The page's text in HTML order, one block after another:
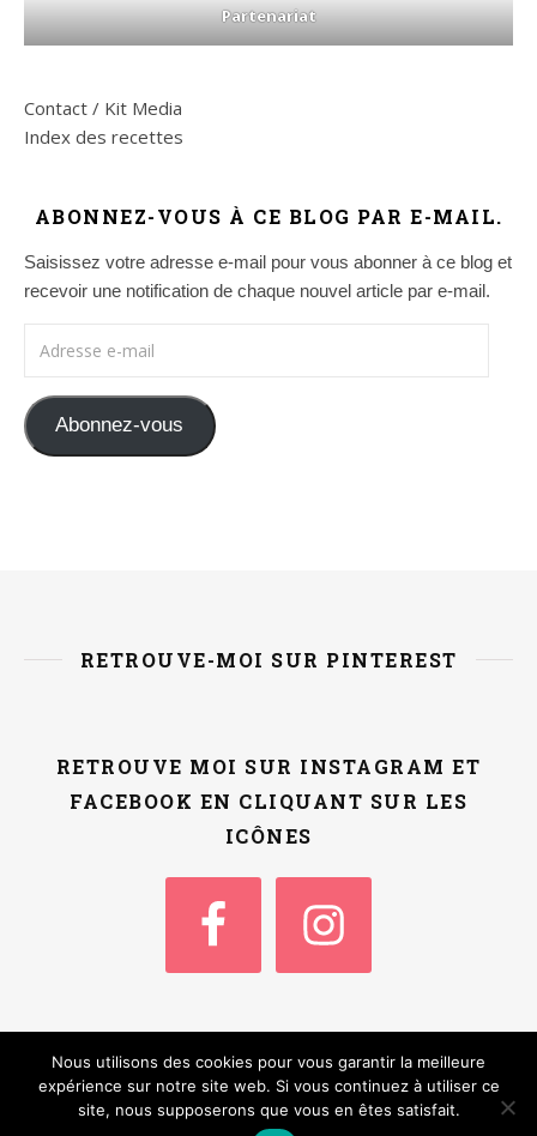
Partenariat
Contact / Kit Media
Index des recettes
ABONNEZ-VOUS À CE BLOG PAR E-MAIL.
Saisissez votre adresse e-mail pour vous abonner à ce blog et
recevoir une notification de chaque nouvel article par e-mail.
Abonnez-vous
RETROUVE-MOI SUR PINTEREST
RETROUVE MOI SUR INSTAGRAM ET
FACEBOOK EN CLIQUANT SUR LES
ICÔNES
Accueil Qui suis-je ? Contact / Kit Media
Thème Ashe parWP
Royal.
Nous utilisons des cookies pour vous garantir la meilleure
expérience sur notre site web. Si vous continuez à utiliser ce
site, nous supposerons que vous en êtes satisfait.